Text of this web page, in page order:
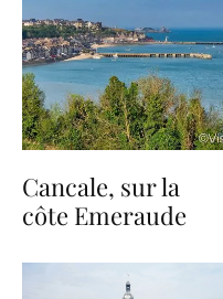
Cancale, sur la
côte Emeraude